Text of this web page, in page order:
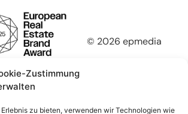
Zustimmung
zu bieten, verwenden wir Technologien wie
© 2026 epmedia